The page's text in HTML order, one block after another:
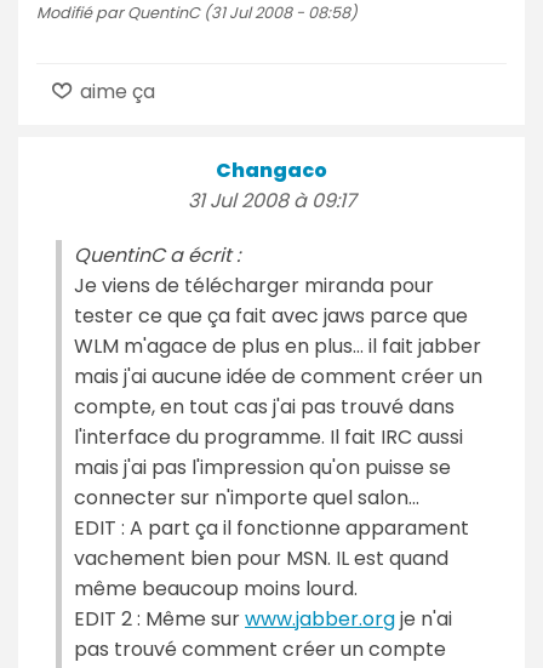
Modifié par QuentinC (31 Jul 2008 - 08:58)
aime ça
Changaco
31 Jul 2008 à 09:17
QuentinC a écrit :
Je viens de télécharger miranda pour
tester ce que ça fait avec jaws parce que
WLM m'agace de plus en plus... il fait jabber
mais j'ai aucune idée de comment créer un
compte, en tout cas j'ai pas trouvé dans
l'interface du programme. Il fait IRC aussi
mais j'ai pas l'impression qu'on puisse se
connecter sur n'importe quel salon...
EDIT : A part ça il fonctionne apparament
vachement bien pour MSN. IL est quand
même beaucoup moins lourd.
EDIT 2 : Même surwww.jabber.orgje n'ai
pas trouvé comment créer un compte